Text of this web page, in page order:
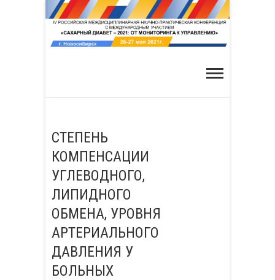
Skip
content
СТЕПЕНЬ
КОМПЕНСАЦИИ
УГЛЕВОДНОГО,
ЛИПИДНОГО
ОБМЕНА, УРОВНЯ
АРТЕРИАЛЬНОГО
ДАВЛЕНИЯ У
БОЛЬНЫХ